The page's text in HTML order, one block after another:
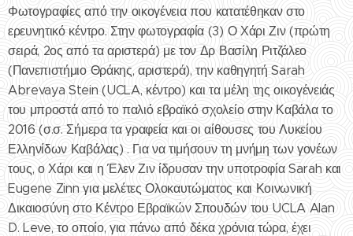
Φωτογραφίες από την οικογένεια που κατατέθηκαν στο
ερευνητικό κέντρο. Στην φωτογραφία (3) Ο Χάρι Ζιν (πρώτη
σειρά, 2ος από τα αριστερά) με τον Δρ Βασίλη Ριτζάλεο
(Πανεπιστήμιο Θράκης, αριστερά), την καθηγητή Sarah
Abrevaya Stein (UCLA, κέντρο) και τα μέλη της οικογένειάς
του μπροστά από το παλιό εβραϊκό σχολείο στην Καβάλα το
2016 (σ.σ. Σήμερα τα γραφεία και οι αίθουσες του Λυκείου
Ελληνίδων Καβάλας) . Για να τιμήσουν τη μνήμη των γονέων
τους, ο Χάρι και η Έλεν Ζιν ίδρυσαν την υποτροφία Sarah και
Eugene Zinn για μελέτες Ολοκαυτώματος και Κοινωνική
Δικαιοσύνη στο Κέντρο Εβραϊκών Σπουδών του UCLA Alan
D. Leve, το οποίο, για πάνω από δέκα χρόνια τώρα, έχει